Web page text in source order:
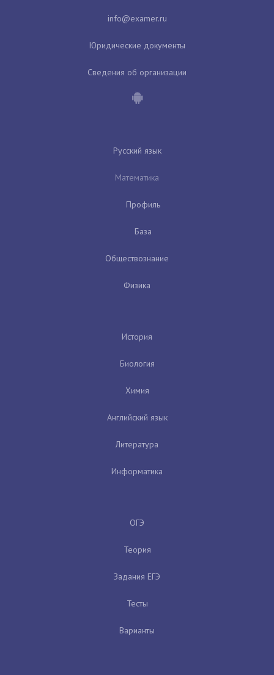
Юридические документы
Сведения об организации
Русский язык
Математика
Профиль
База
Обществознание
Физика
История
Биология
Химия
Английский язык
Литература
Информатика
ОГЭ
Теория
Задания ЕГЭ
Тесты
Варианты